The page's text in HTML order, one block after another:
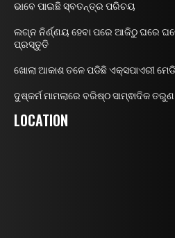
ଭାବେ ପାଇଛି ସ୍ବତନ୍ତ୍ର ପରିଚୟ
ଲଗ୍ନ ନିର୍ଣ୍ଣୟ ହେବା ପରେ ଆଜିଠୁ ଘରେ
ପ୍ରସ୍ତୁତି
ଖୋଲା ଆକାଶ ତଳେ ପଡିଛି ଏକ୍ସପାଏରୀ
ଦୁଷ୍କର୍ମ ମାମଲାରେ ବରିଷ୍ଠ ସାମ୍ଵାଦିକ
LOCATION